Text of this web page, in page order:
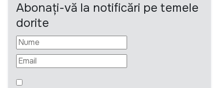
Abonați-vă la notificări pe temele
dorite